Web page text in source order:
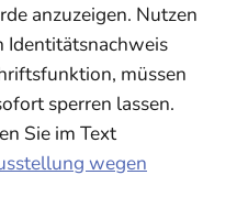
anzuzeigen. Nutzen
Identitätsnachweis
müssen
sperren lassen.
Sie im Text
wegen